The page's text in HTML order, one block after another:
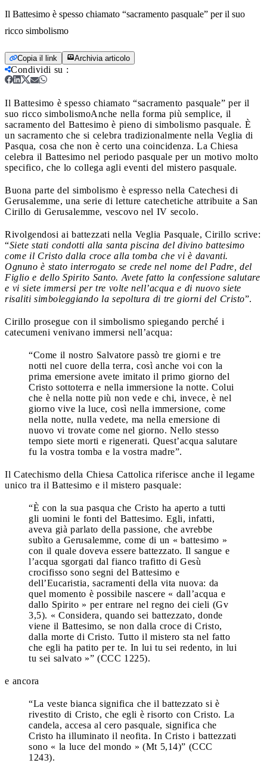
Il Battesimo è spesso chiamato “sacramento pasquale” per il suo
ricco simbolismo
Copia il link Archivia articolo
Condividi su :
Il Battesimo è spesso chiamato “sacramento pasquale” per il
suo ricco simbolismoAnche nella forma più semplice, il
sacramento del Battesimo è pieno di simbolismo pasquale. È
un sacramento che si celebra tradizionalmente nella Veglia di
Pasqua, cosa che non è certo una coincidenza. La Chiesa
celebra il Battesimo nel periodo pasquale per un motivo molto
specifico, che lo collega agli eventi del mistero pasquale.
Buona parte del simbolismo è espresso nella Catechesi di
Gerusalemme, una serie di letture catechetiche attribuite a San
Cirillo di Gerusalemme, vescovo nel IV secolo.
Rivolgendosi ai battezzati nella Veglia Pasquale, Cirillo scrive:
“Siete stati condotti alla santa piscina del divino battesimo
come il Cristo dalla croce alla tomba che vi è davanti.
Ognuno è stato interrogato se crede nel nome del Padre, del
Figlio e dello Spirito Santo. Avete fatto la confessione salutare
e vi siete immersi per tre volte nell’acqua e di nuovo siete
risaliti simboleggiando la sepoltura di tre giorni del Cristo”.
Cirillo prosegue con il simbolismo spiegando perché i
catecumeni venivano immersi nell’acqua:
“Come il nostro Salvatore passò tre giorni e tre
notti nel cuore della terra, così anche voi con la
prima emersione avete imitato il primo giorno del
Cristo sottoterra e nella immersione la notte. Colui
che è nella notte più non vede e chi, invece, è nel
giorno vive la luce, così nella immersione, come
nella notte, nulla vedete, ma nella emersione di
nuovo vi trovate come nel giorno. Nello stesso
tempo siete morti e rigenerati. Quest’acqua salutare
fu la vostra tomba e la vostra madre”.
Il Catechismo della Chiesa Cattolica riferisce anche il legame
unico tra il Battesimo e il mistero pasquale:
“È con la sua pasqua che Cristo ha aperto a tutti
gli uomini le fonti del Battesimo. Egli, infatti,
aveva già parlato della passione, che avrebbe
subìto a Gerusalemme, come di un « battesimo »
con il quale doveva essere battezzato. Il sangue e
l’acqua sgorgati dal fianco trafitto di Gesù
crocifisso sono segni del Battesimo e
dell’Eucaristia, sacramenti della vita nuova: da
quel momento è possibile nascere « dall’acqua e
dallo Spirito » per entrare nel regno dei cieli (Gv
3,5). « Considera, quando sei battezzato, donde
viene il Battesimo, se non dalla croce di Cristo,
dalla morte di Cristo. Tutto il mistero sta nel fatto
che egli ha patito per te. In lui tu sei redento, in lui
tu sei salvato »” (CCC 1225).
e ancora
“La veste bianca significa che il battezzato si è
rivestito di Cristo, che egli è risorto con Cristo. La
candela, accesa al cero pasquale, significa che
Cristo ha illuminato il neofita. In Cristo i battezzati
sono « la luce del mondo » (Mt 5,14)” (CCC
1243).